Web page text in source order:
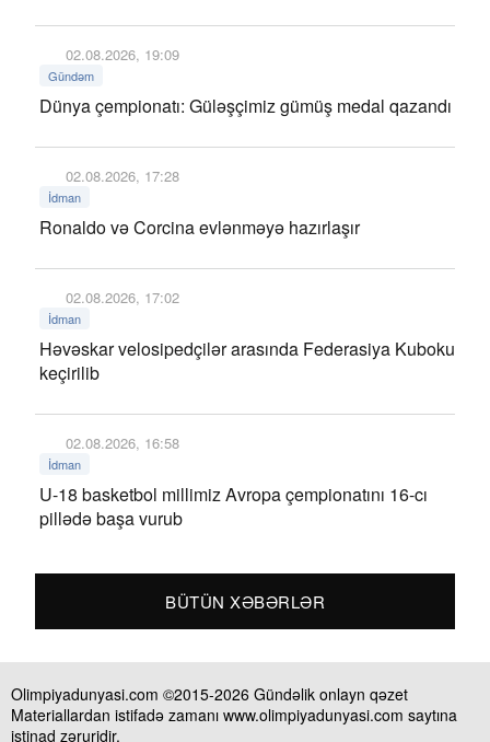
02.08.2026, 19:09
Gündəm
Dünya çempionatı: Güləşçimiz gümüş medal qazandı
02.08.2026, 17:28
İdman
Ronaldo və Corcina evlənməyə hazırlaşır
02.08.2026, 17:02
İdman
Həvəskar velosipedçilər arasında Federasiya Kuboku
keçirilib
02.08.2026, 16:58
İdman
U-18 basketbol millimiz Avropa çempionatını 16-cı
pillədə başa vurub
BÜTÜN XƏBƏRLƏR
Olimpiyadunyasi.com ©2015-2026 Gündəlik onlayn qəzet
Materiallardan istifadə zamanı www.olimpiyadunyasi.com saytına
istinad zəruridir.